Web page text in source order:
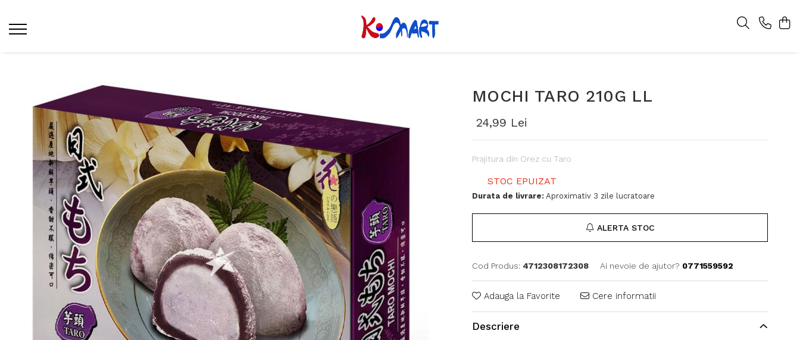
MOCHI TARO 210G LL
24,99 Lei
Prajitura din Orez cu Taro
STOC EPUIZAT
Durata de livrare:Aproximativ 3 zile lucratoare
ALERTA STOC
Cod Produs: 4712308172308 Ai nevoie de ajutor? 0771559592
Adauga la Favorite Cere informatii
Descriere